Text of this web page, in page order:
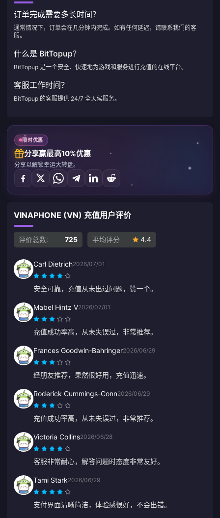
订单完成需要多长时间？
通常情况下，订单会在几分钟内完成。如有任何延迟，请联系我们的客
服。
什么是 BitTopup？
BitTopup 是一个安全、快速地为游戏和服务进行充值的在线平台。
客服工作时间？
BitTopup 的客服提供 24/7 全天候服务。
限时优惠
分享赢最高10%优惠
分享以解锁幸运大转盘。
VINAPHONE (VN) 充值用户评价
评价总数: 725 平均评分 4.4
Carl Dietrich2026/07/01
安全可靠，充值从未出过问题，赞一个。
Mabel Hintz V2026/07/01
充值成功率高，从未失误过，非常推荐。
Frances Goodwin-Bahringer2026/06/29
经朋友推荐，果然很好用，充值迅速。
Roderick Cummings-Conn2026/06/29
充值成功率高，从未失误过，非常推荐。
Victoria Collins2026/06/28
客服非常耐心，解答问题时态度非常友好。
Tami Stark2026/06/29
支付界面清晰简洁，体验感很好，不会出错。